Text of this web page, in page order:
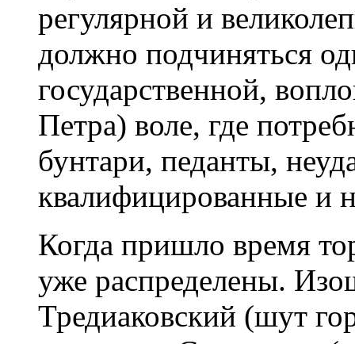
регулярной и
должно подчиняться
государственной,
Петра) воле, где
бунтари, педанты,
квалифицированные и
Когда пришло время
уже распределены.
Тредиаковский (шут